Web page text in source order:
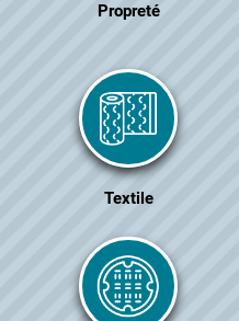
Propreté
Textile